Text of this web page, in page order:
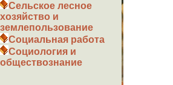
Сельское лесное
хозяйство и
землепользование
Социальная работа
Социология и
обществознание